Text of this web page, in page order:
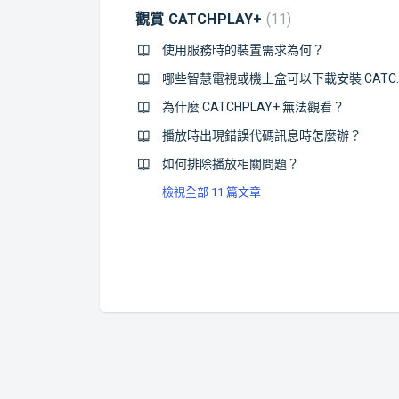
觀賞 CATCHPLAY+ 11
使用服務時的裝置需求為何？
為什麼 CATCHPLAY+ 無法觀看？
播放時出現錯誤代碼訊息時怎麼辦？
如何排除播放相關問題？
檢視全部 11 篇文章